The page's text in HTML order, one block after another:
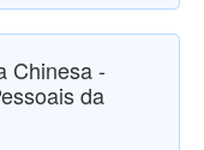
Chinesa -
da